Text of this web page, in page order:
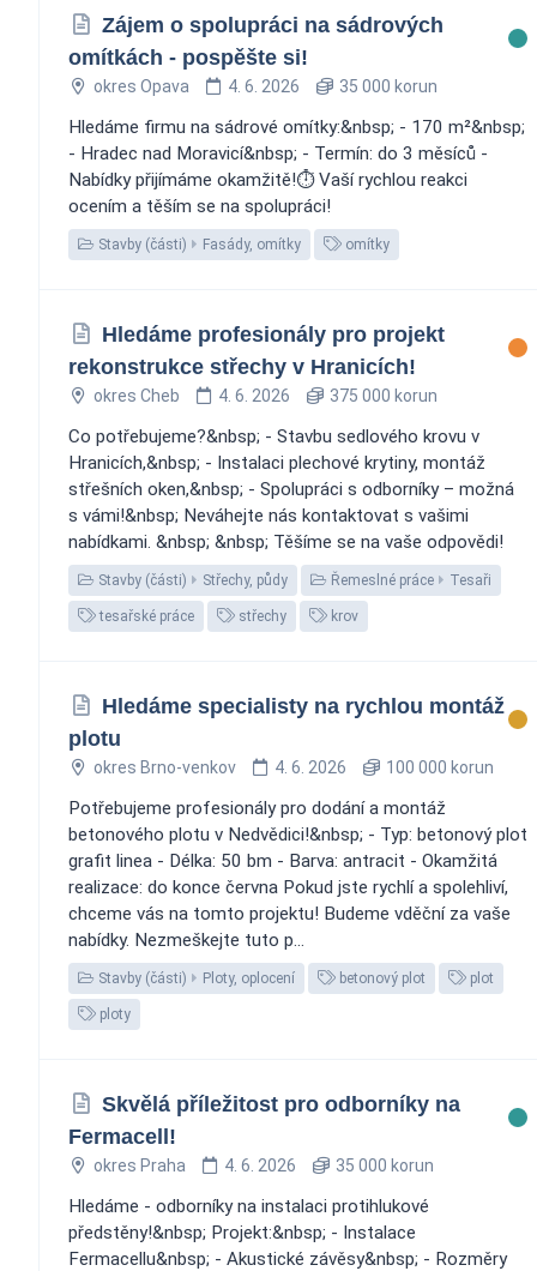
Zájem o spolupráci na sádrových
omítkách - pospěšte si!
okres Opava 4. 6. 2026 35 000 korun
Hledáme firmu na sádrové omítky:&nbsp; - 170 m²&nbsp;
- Hradec nad Moravicí&nbsp; - Termín: do 3 měsíců -
Nabídky přijímáme okamžitě!⏱️ Vaší rychlou reakci
ocením a těším se na spolupráci!
Stavby (části) Fasády, omítky omítky
Hledáme profesionály pro projekt
rekonstrukce střechy v Hranicích!
okres Cheb 4. 6. 2026 375 000 korun
Co potřebujeme?&nbsp; - Stavbu sedlového krovu v
Hranicích,&nbsp; - Instalaci plechové krytiny, montáž
střešních oken,&nbsp; - Spolupráci s odborníky – možná
s vámi!&nbsp; Neváhejte nás kontaktovat s vašimi
nabídkami. &nbsp; &nbsp; Těšíme se na vaše odpovědi!
Stavby (části) Střechy, půdy Řemeslné práce Tesaři
tesařské práce střechy krov
Hledáme specialisty na rychlou montáž
plotu
okres Brno-venkov 4. 6. 2026 100 000 korun
Potřebujeme profesionály pro dodání a montáž
betonového plotu v Nedvědici!&nbsp; - Typ: betonový plot
grafit linea - Délka: 50 bm - Barva: antracit - Okamžitá
realizace: do konce června Pokud jste rychlí a spolehliví,
chceme vás na tomto projektu! Budeme vděční za vaše
nabídky. Nezmeškejte tuto p...
Stavby (části) Ploty, oplocení betonový plot plot
ploty
Skvělá příležitost pro odborníky na
Fermacell! ️
okres Praha 4. 6. 2026 35 000 korun
Hledáme - odborníky na instalaci protihlukové
předstěny!&nbsp; Projekt:&nbsp; - Instalace
Fermacellu&nbsp; - Akustické závěsy&nbsp; - Rozměry